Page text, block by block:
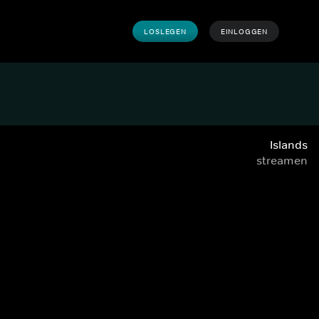
LOSLEGEN EINLOGGEN
Islands
streamen